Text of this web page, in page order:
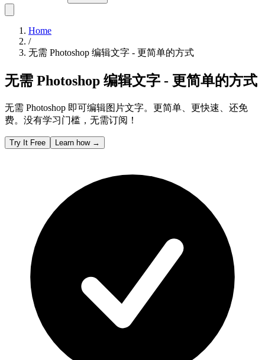
Home
/
无需 Photoshop 编辑文字 - 更简单的方式
无需 Photoshop 编辑文字 - 更简单的方式
无需 Photoshop 即可编辑图片文字。更简单、更快速、还免
费。没有学习门槛，无需订阅！
Try It Free Learn how →